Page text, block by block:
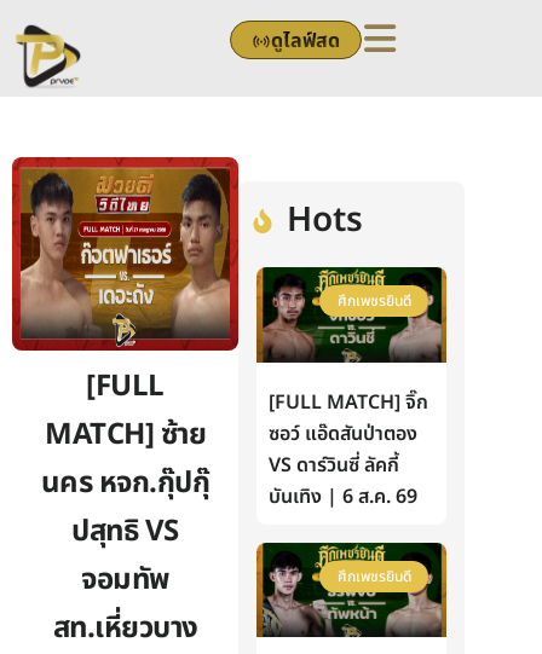
to
content
ดูไลฟ์สด
[FULL
MATCH] ซ้าย
นคร หจก.กุ๊ปกุ๊
ปสุทธิ VS
จอมทัพ
สท.เหี่ยวบาง
Hots
ศึกเพชรยินดี
[FULL MATCH] จิ๊ก
ซอว์ แอ๊ดสันป่าตอง
VS ดาร์วินซี่ ลัคกี้
บันเทิง | 6 ส.ค. 69
ศึกเพชรยินดี